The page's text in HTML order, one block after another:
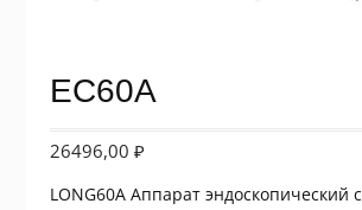
EC60A
26496,00 ₽
LONG60A Аппарат